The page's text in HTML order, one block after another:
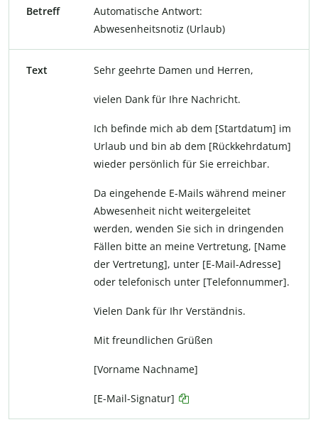
Betreff
Automatische Antwort:
Abwesenheitsnotiz (Urlaub)
Text Sehr geehrte Damen und Herren,
vielen Dank für Ihre Nachricht.
Ich befinde mich ab dem [Startdatum] im
Urlaub und bin ab dem [Rückkehrdatum]
wieder persönlich für Sie erreichbar.
Da eingehende E-Mails während meiner
Abwesenheit nicht weitergeleitet
werden, wenden Sie sich in dringenden
Fällen bitte an meine Vertretung, [Name
der Vertretung], unter [E-Mail-Adresse]
oder telefonisch unter [Telefonnummer].
Vielen Dank für Ihr Verständnis.
Mit freundlichen Grüßen
[Vorname Nachname]
[E-Mail-Signatur]